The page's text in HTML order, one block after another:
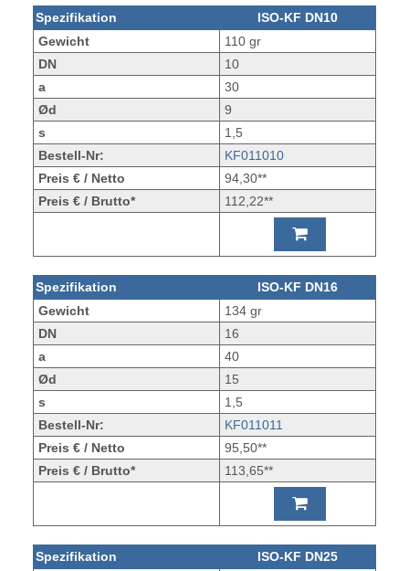
Spezifikation
ISO-KF DN10
Gewicht
110 gr
DN
10
a
30
Ød
9
s
1,5
Bestell-Nr:
KF011010
Preis € / Netto
94,30**
Preis € / Brutto*
112,22**
Spezifikation
ISO-KF DN16
Gewicht
134 gr
DN
16
a
40
Ød
15
s
1,5
Bestell-Nr:
KF011011
Preis € / Netto
95,50**
Preis € / Brutto*
113,65**
Spezifikation
ISO-KF DN25